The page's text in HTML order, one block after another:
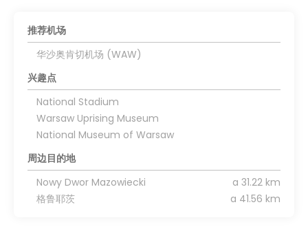
推荐机场
华沙奥肯切机场 (WAW)
兴趣点
National Stadium
Warsaw Uprising Museum
National Museum of Warsaw
周边目的地
Nowy Dwor Mazowiecki
a 31.22 km
格鲁耶茨
a 41.56 km